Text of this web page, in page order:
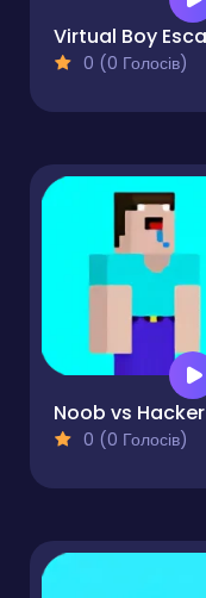
0 (0 Голосів)
Noob vs Hacker
0 (0 Голосів)